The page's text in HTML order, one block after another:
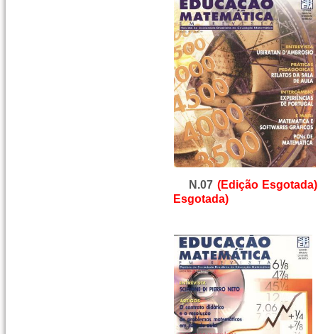
N.07 (Edição Esgotada)
Esgotada)